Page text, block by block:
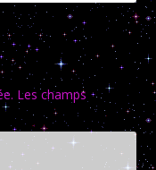
Les champs